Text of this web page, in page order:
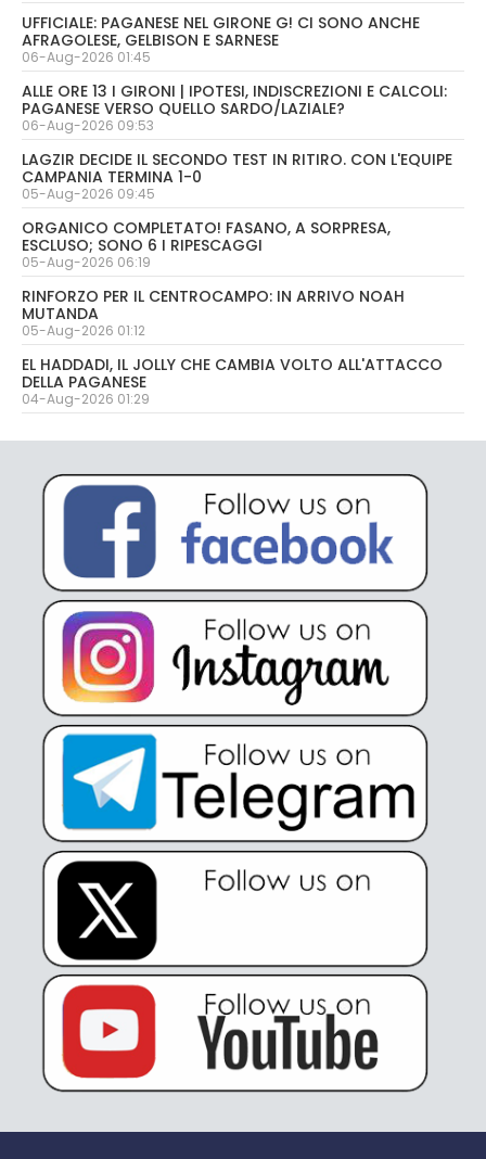
UFFICIALE: PAGANESE NEL GIRONE G! CI SONO ANCHE
AFRAGOLESE, GELBISON E SARNESE
06-Aug-2026 01:45
ALLE ORE 13 I GIRONI | IPOTESI, INDISCREZIONI E CALCOLI:
PAGANESE VERSO QUELLO SARDO/LAZIALE?
06-Aug-2026 09:53
LAGZIR DECIDE IL SECONDO TEST IN RITIRO. CON L'EQUIPE
CAMPANIA TERMINA 1-0
05-Aug-2026 09:45
ORGANICO COMPLETATO! FASANO, A SORPRESA,
ESCLUSO; SONO 6 I RIPESCAGGI
05-Aug-2026 06:19
RINFORZO PER IL CENTROCAMPO: IN ARRIVO NOAH
MUTANDA
05-Aug-2026 01:12
EL HADDADI, IL JOLLY CHE CAMBIA VOLTO ALL'ATTACCO
DELLA PAGANESE
04-Aug-2026 01:29